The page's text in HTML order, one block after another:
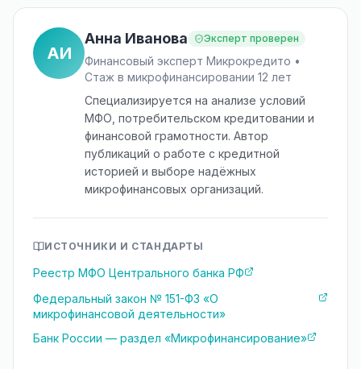
АИ
Анна Иванова Эксперт проверен
Финансовый эксперт Микрокредито •
Стаж в микрофинансировании 12 лет
Специализируется на анализе условий
МФО, потребительском кредитовании и
финансовой грамотности. Автор
публикаций о работе с кредитной
историей и выборе надёжных
микрофинансовых организаций.
ИСТОЧНИКИ И СТАНДАРТЫ
Реестр МФО Центрального банка РФ
Федеральный закон № 151-ФЗ «О
микрофинансовой деятельности»
Банк России — раздел «Микрофинансирование»